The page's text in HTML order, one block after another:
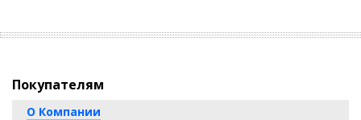
Покупателям
О Компании